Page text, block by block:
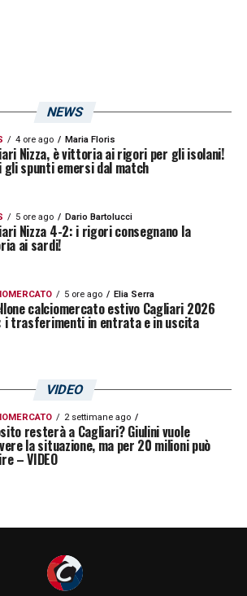
NOSTRE TOP NEWS
NEWS
4 ore ago Maria Floris
Nizza, è vittoria ai rigori per gli isolani!
spunti emersi dal match
5 ore ago Dario Bartolucci
Nizza 4-2: i rigori consegnano la
ai sardi!
5 ore ago Elia Serra
calciomercato estivo Cagliari 2026
i trasferimenti in entrata e in uscita
VIDEO
2 settimane ago
resterà a Cagliari? Giulini vuole
la situazione, ma per 20 milioni può
– VIDEO